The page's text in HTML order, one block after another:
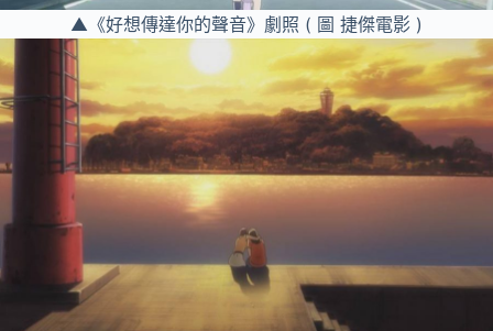
▲《好想傳達你的聲音》劇照 ( 圖 捷傑電影 )